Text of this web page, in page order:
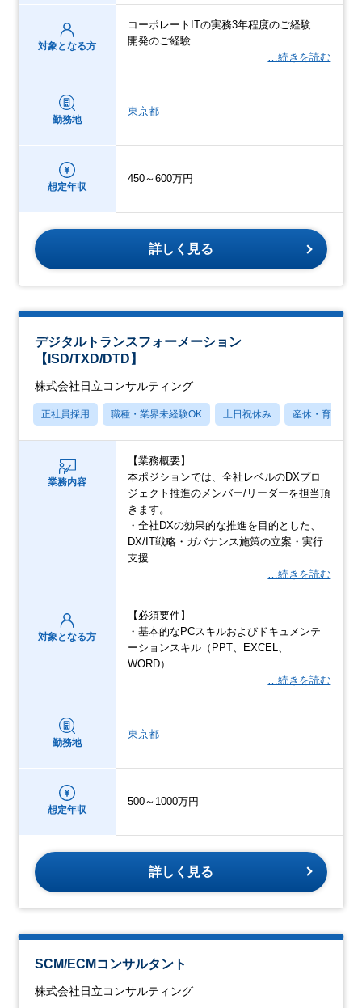
対象となる方
コーポレートITの実務3年程度のご経験
開発のご経験
…続きを読む
勤務地
東京都
想定年収
450～600万円
詳しく見る
デジタルトランスフォーメーション
【ISD/TXD/DTD】
株式会社日立コンサルティング
正社員採用 職種・業界未経験OK 土日祝休み 産休・育休あり
業務内容
【業務概要】
本ポジションでは、全社レベルのDXプロ
ジェクト推進のメンバー/リーダーを担当頂
きます。
・全社DXの効果的な推進を目的とした、
DX/IT戦略・ガバナンス施策の立案・実行
支援
…続きを読む
対象となる方
【必須要件】
・基本的なPCスキルおよびドキュメンテ
ーションスキル（PPT、EXCEL、
WORD）
…続きを読む
勤務地
東京都
想定年収
500～1000万円
詳しく見る
SCM/ECMコンサルタント
株式会社日立コンサルティング